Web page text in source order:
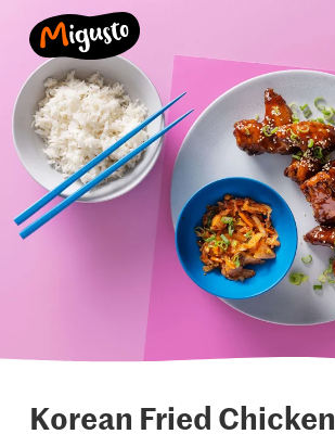
Korean Fried Chicken